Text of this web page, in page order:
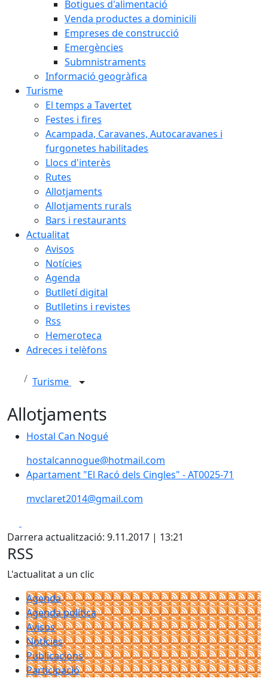
Botigues d'alimentació
Venda productes a dominicili
Empreses de construcció
Emergències
Submnistraments
Informació geogràfica
Turisme
El temps a Tavertet
Festes i fires
Acampada, Caravanes, Autocaravanes i
furgonetes habilitades
Llocs d'interès
Rutes
Allotjaments
Allotjaments rurals
Bars i restaurants
Actualitat
Avisos
Notícies
Agenda
Butlletí digital
Butlletins i revistes
Rss
Hemeroteca
Adreces i telèfons
Turisme
Allotjaments
Hostal Can Nogué
hostalcannogue@hotmail.com
Apartament "El Racó dels Cingles" - AT0025-71
mvclaret2014@gmail.com
Darrera actualització: 9.11.2017 | 13:21
RSS
L'actualitat a un clic
Agenda
Agenda política
Avisos
Notícies
Publicacions
Participació